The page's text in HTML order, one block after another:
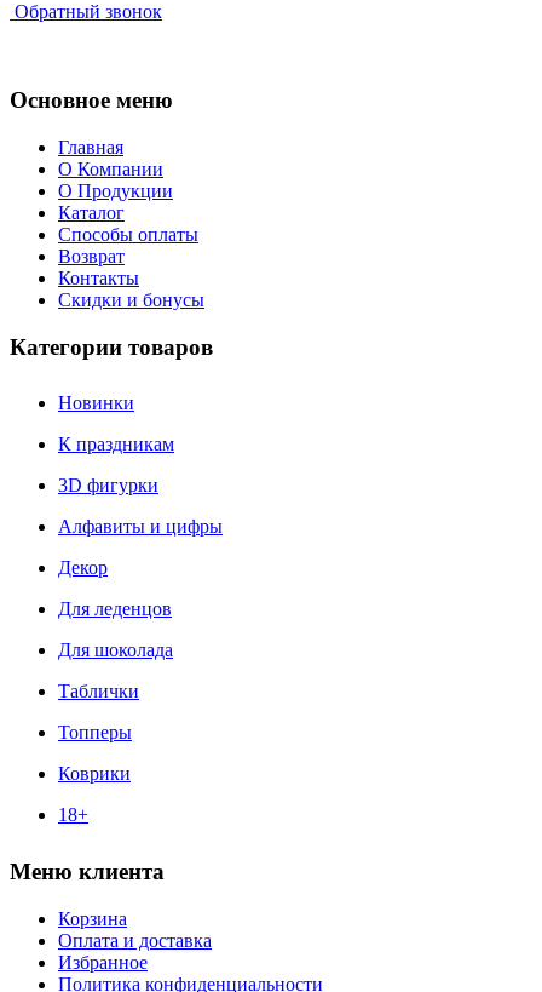
Обратный звонок
Основное меню
Главная
О Компании
О Продукции
Каталог
Способы оплаты
Возврат
Контакты
Скидки и бонусы
Категории товаров
Новинки
К праздникам
3D фигурки
Алфавиты и цифры
Декор
Для леденцов
Для шоколада
Таблички
Топперы
Коврики
18+
Меню клиента
Корзина
Оплата и доставка
Избранное
Политика конфиденциальности